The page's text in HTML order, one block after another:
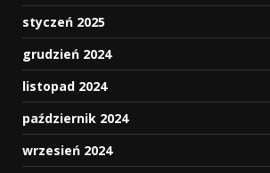
styczeń 2025
grudzień 2024
listopad 2024
październik 2024
wrzesień 2024